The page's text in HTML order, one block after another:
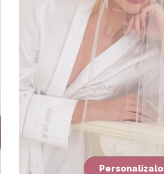
Personalizalo